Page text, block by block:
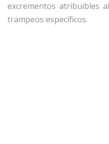
excrementos atribuibles
trampeos específicos.